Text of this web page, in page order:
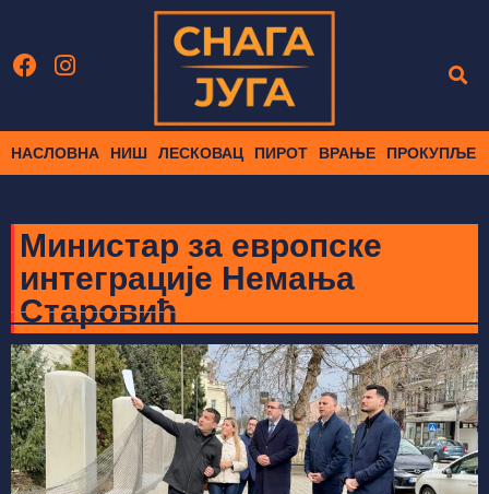
НАСЛОВНА НИШ ЛЕСКОВАЦ ПИРОТ ВРАЊЕ ПРОКУПЉЕ
Министар за европске
интеграције Немања
Старовић